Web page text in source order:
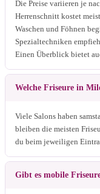
Die Preise variieren je
Herrenschnitt kostet
Waschen und Föhnen
Spezialtechniken
Einen Überblick bietet
Welche Friseure in
Viele Salons haben
bleiben die meisten
du beim jeweiligen
Gibt es mobile